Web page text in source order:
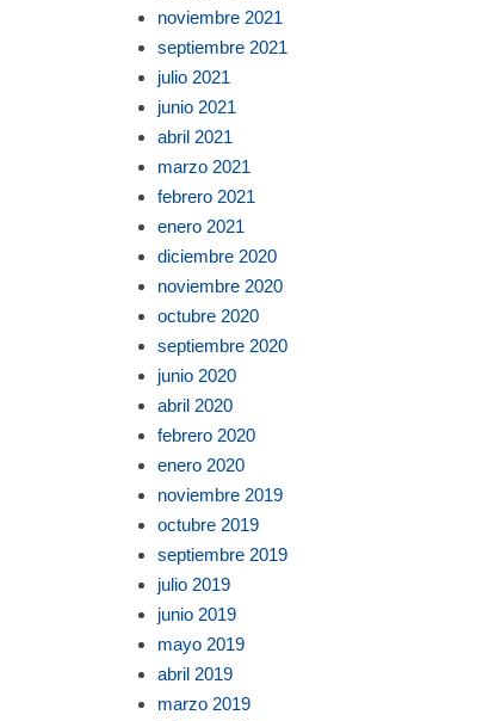
noviembre 2021
septiembre 2021
julio 2021
junio 2021
abril 2021
marzo 2021
febrero 2021
enero 2021
diciembre 2020
noviembre 2020
octubre 2020
septiembre 2020
junio 2020
abril 2020
febrero 2020
enero 2020
noviembre 2019
octubre 2019
septiembre 2019
julio 2019
junio 2019
mayo 2019
abril 2019
marzo 2019